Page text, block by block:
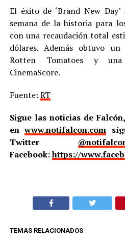
El éxito de ‘Brand New
semana de la historia para
con una recaudación total
dólares. Además obtuvo
Rotten Tomatoes y
CinemaScore.
Fuente: RT
Sigue las noticias de
enwww.notifalcon.com
Twitter
Facebook:https://
TEMAS RELACIONADOS